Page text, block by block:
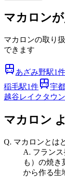
マカロン
マカロンの取り
できます
あざみ野駅1件
稲毛駅1件 宇
越谷レイクタウ
マカロン
Q. マカロンとは
A. フラン
も）の焼き
から作る生